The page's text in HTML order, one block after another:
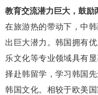
教育交流潜力巨大，鼓励
在旅游热的带动下，中
出巨大潜力。韩国拥有
乐文化等专业领域具有
择赴韩留学，学习韩国
韩国文化。 相较于欧美